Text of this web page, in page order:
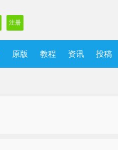
注册
原版 教程 资讯 投稿